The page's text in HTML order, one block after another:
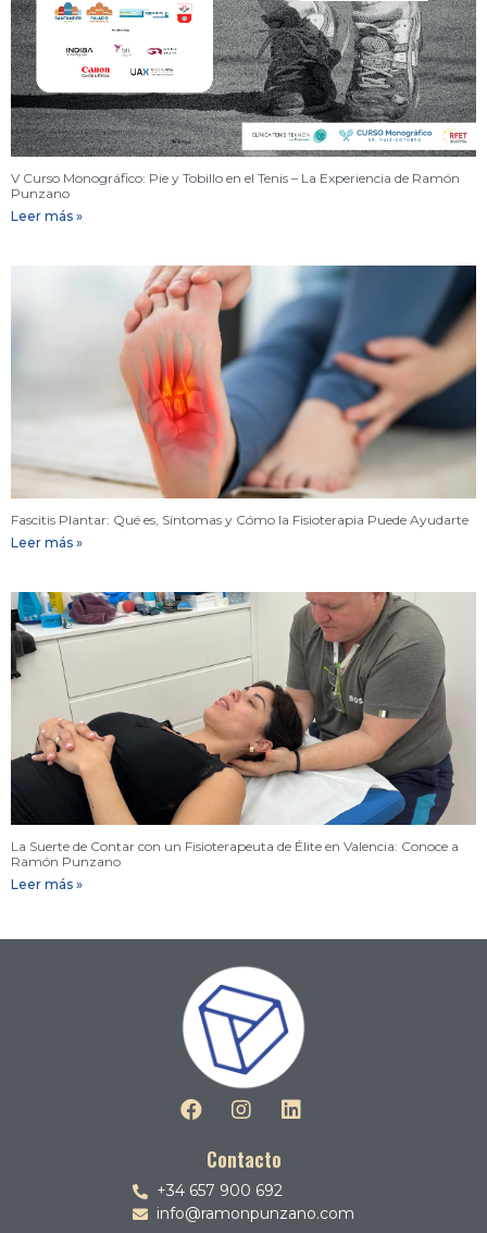
V Curso Monográfico: Pie y Tobillo en el Tenis – La Experiencia de Ramón
Punzano
Leer más »
Fascitis Plantar: Qué es, Síntomas y Cómo la Fisioterapia Puede Ayudarte
Leer más »
La Suerte de Contar con un Fisioterapeuta de Élite en Valencia: Conoce a
Ramón Punzano
Leer más »
Contacto
+34 657 900 692
info@ramonpunzano.com